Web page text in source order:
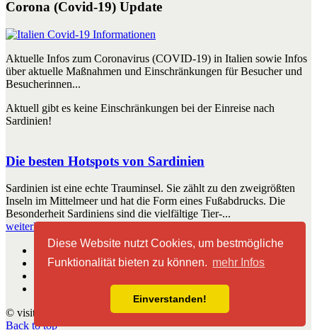
Diese Website nutzt Cookies, um bestmögliche
Funktionalität bieten zu können. mehr Infos
Einverstanden!
Corona (Covid-19) Update
Aktuelle Infos zum Coronavirus (COVID-19) in Italien sowie Infos
über aktuelle Maßnahmen und Einschränkungen für Besucher und
Besucherinnen...
Aktuell gibt es keine Einschränkungen bei der Einreise nach
Sardinien!
Die besten Hotspots von Sardinien
Sardinien ist eine echte Trauminsel. Sie zählt zu den zweigrößten
Inseln im Mittelmeer und hat die Form eines Fußabdrucks. Die
Besonderheit Sardiniens sind die vielfältige Tier-...
weiterlesen
Start
Impressum
Nutzungshinweise
© visitsardinien.de 2010 - 2026
Back to top